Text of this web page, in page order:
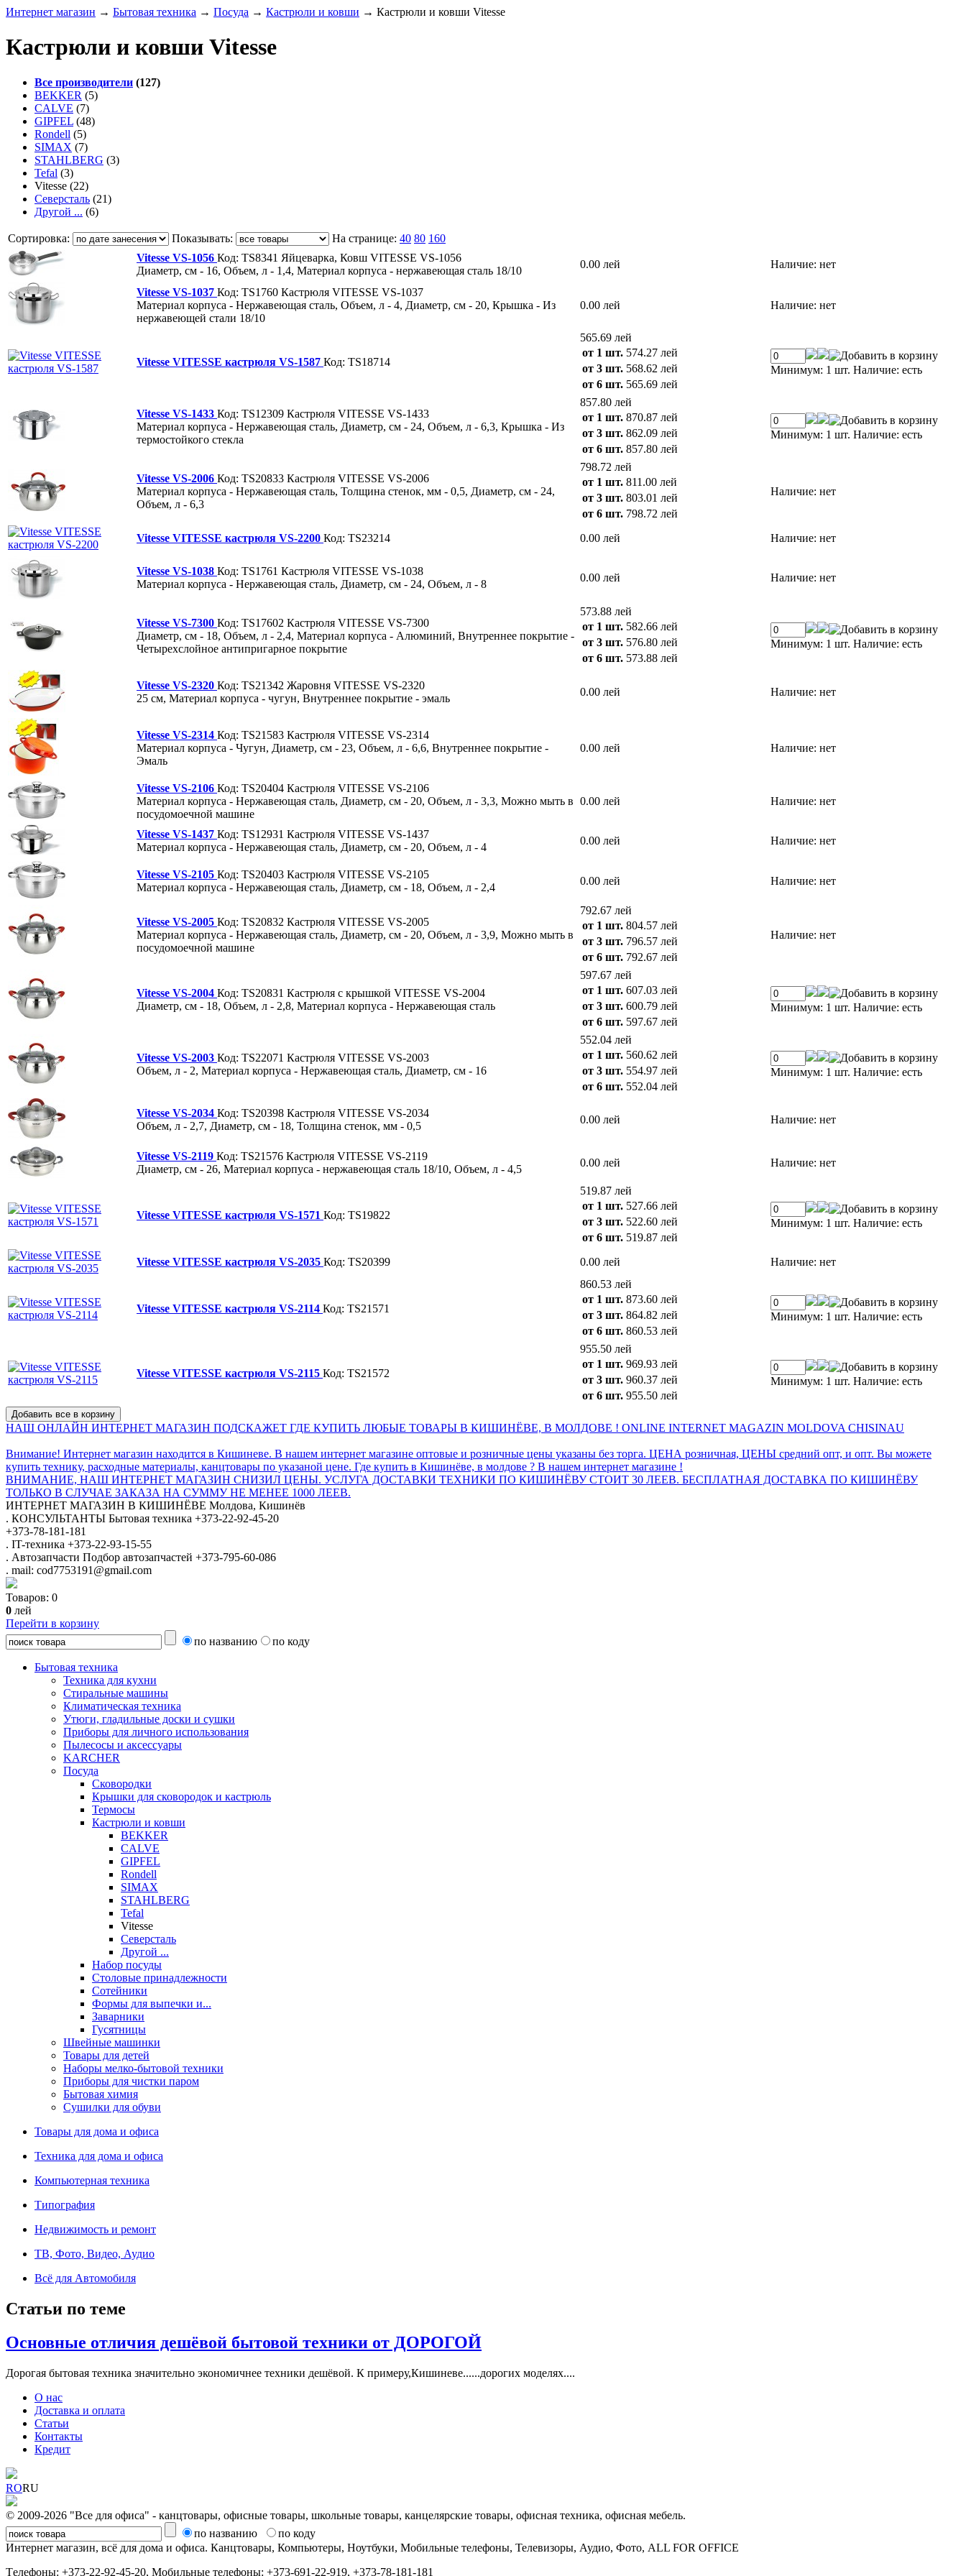
Интернет магазин → Бытовая техника → Посуда → Кастрюли и ковши → Кастрюли и ковши Vitesse
Кастрюли и ковши Vitesse
Все производители (127)
BEKKER (5)
CALVE (7)
GIPFEL (48)
Rondell (5)
SIMAX (7)
STAHLBERG (3)
Tefal (3)
Vitesse (22)
Северсталь (21)
Другой ... (6)
Сортировка: Показывать: На странице: 40 80 160
Vitesse VS-1056 Код: TS8341 Яйцеварка, Ковш VITESSE VS-1056
Диаметр, см - 16, Объем, л - 1,4, Материал корпуса - нержавеющая сталь 18/10
0.00 лей Наличие: нет
Vitesse VS-1037 Код: TS1760 Кастрюля VITESSE VS-1037
Материал корпуса - Нержавеющая сталь, Объем, л - 4, Диаметр, см - 20, Крышка - Из
нержавеющей стали 18/10
0.00 лей Наличие: нет
Vitesse VITESSE кастрюля VS-1587 Код: TS18714
565.69 лей
от 1 шт. 574.27 лей
от 3 шт. 568.62 лей
от 6 шт. 565.69 лей
Минимум: 1 шт. Наличие: есть
Vitesse VS-1433 Код: TS12309 Кастрюля VITESSE VS-1433
Материал корпуса - Нержавеющая сталь, Диаметр, см - 24, Объем, л - 6,3, Крышка - Из
термостойкого стекла
857.80 лей
от 1 шт. 870.87 лей
от 3 шт. 862.09 лей
от 6 шт. 857.80 лей
Минимум: 1 шт. Наличие: есть
Vitesse VS-2006 Код: TS20833 Кастрюля VITESSE VS-2006
Материал корпуса - Нержавеющая сталь, Толщина стенок, мм - 0,5, Диаметр, см - 24,
Объем, л - 6,3
798.72 лей
от 1 шт. 811.00 лей
от 3 шт. 803.01 лей
от 6 шт. 798.72 лей
Наличие: нет
Vitesse VITESSE кастрюля VS-2200 Код: TS23214 0.00 лей Наличие: нет
Vitesse VS-1038 Код: TS1761 Кастрюля VITESSE VS-1038
Материал корпуса - Нержавеющая сталь, Диаметр, см - 24, Объем, л - 8
0.00 лей Наличие: нет
Vitesse VS-7300 Код: TS17602 Кастрюля VITESSE VS-7300
Диаметр, см - 18, Объем, л - 2,4, Материал корпуса - Алюминий, Внутреннее покрытие -
Четырехслойное антипригарное покрытие
573.88 лей
от 1 шт. 582.66 лей
от 3 шт. 576.80 лей
от 6 шт. 573.88 лей
Минимум: 1 шт. Наличие: есть
Vitesse VS-2320 Код: TS21342 Жаровня VITESSE VS-2320
25 см, Материал корпуса - чугун, Внутреннее покрытие - эмаль
0.00 лей Наличие: нет
Vitesse VS-2314 Код: TS21583 Кастрюля VITESSE VS-2314
Материал корпуса - Чугун, Диаметр, см - 23, Объем, л - 6,6, Внутреннее покрытие -
Эмаль
0.00 лей Наличие: нет
Vitesse VS-2106 Код: TS20404 Кастрюля VITESSE VS-2106
Материал корпуса - Нержавеющая сталь, Диаметр, см - 20, Объем, л - 3,3, Можно мыть в
посудомоечной машине
0.00 лей Наличие: нет
Vitesse VS-1437 Код: TS12931 Кастрюля VITESSE VS-1437
Материал корпуса - Нержавеющая сталь, Диаметр, см - 20, Объем, л - 4
0.00 лей Наличие: нет
Vitesse VS-2105 Код: TS20403 Кастрюля VITESSE VS-2105
Материал корпуса - Нержавеющая сталь, Диаметр, см - 18, Объем, л - 2,4
0.00 лей Наличие: нет
Vitesse VS-2005 Код: TS20832 Кастрюля VITESSE VS-2005
Материал корпуса - Нержавеющая сталь, Диаметр, см - 20, Объем, л - 3,9, Можно мыть в
посудомоечной машине
792.67 лей
от 1 шт. 804.57 лей
от 3 шт. 796.57 лей
от 6 шт. 792.67 лей
Наличие: нет
Vitesse VS-2004 Код: TS20831 Кастрюля с крышкой VITESSE VS-2004
Диаметр, см - 18, Объем, л - 2,8, Материал корпуса - Нержавеющая сталь
597.67 лей
от 1 шт. 607.03 лей
от 3 шт. 600.79 лей
от 6 шт. 597.67 лей
Минимум: 1 шт. Наличие: есть
Vitesse VS-2003 Код: TS22071 Кастрюля VITESSE VS-2003
Объем, л - 2, Материал корпуса - Нержавеющая сталь, Диаметр, см - 16
552.04 лей
от 1 шт. 560.62 лей
от 3 шт. 554.97 лей
от 6 шт. 552.04 лей
Минимум: 1 шт. Наличие: есть
Vitesse VS-2034 Код: TS20398 Кастрюля VITESSE VS-2034
Объем, л - 2,7, Диаметр, см - 18, Толщина стенок, мм - 0,5
0.00 лей Наличие: нет
Vitesse VS-2119 Код: TS21576 Кастрюля VITESSE VS-2119
Диаметр, см - 26, Материал корпуса - нержавеющая сталь 18/10, Объем, л - 4,5
0.00 лей Наличие: нет
Vitesse VITESSE кастрюля VS-1571 Код: TS19822
519.87 лей
от 1 шт. 527.66 лей
от 3 шт. 522.60 лей
от 6 шт. 519.87 лей
Минимум: 1 шт. Наличие: есть
Vitesse VITESSE кастрюля VS-2035 Код: TS20399 0.00 лей Наличие: нет
Vitesse VITESSE кастрюля VS-2114 Код: TS21571
860.53 лей
от 1 шт. 873.60 лей
от 3 шт. 864.82 лей
от 6 шт. 860.53 лей
Минимум: 1 шт. Наличие: есть
Vitesse VITESSE кастрюля VS-2115 Код: TS21572
955.50 лей
от 1 шт. 969.93 лей
от 3 шт. 960.37 лей
от 6 шт. 955.50 лей
Минимум: 1 шт. Наличие: есть
НАШ ОНЛАЙН ИНТЕРНЕТ МАГАЗИН ПОДСКАЖЕТ ГДЕ КУПИТЬ ЛЮБЫЕ ТОВАРЫ В КИШИНЁВЕ, В МОЛДОВЕ ! ONLINE INTERNET MAGAZIN MOLDOVA CHISINAU
Внимание! Интернет магазин находится в Кишиневе. В нашем интернет магазине оптовые и розничные цены указаны без торга. ЦЕНА розничная, ЦЕНЫ средний опт, и опт. Вы можете
купить технику, расходные материалы, канцтовары по указаной цене. Где купить в Кишинёве, в молдове ? В нашем интернет магазине !
ВНИМАНИЕ, НАШ ИНТЕРНЕТ МАГАЗИН СНИЗИЛ ЦЕНЫ. УСЛУГА ДОСТАВКИ ТЕХНИКИ ПО КИШИНЁВУ СТОИТ 30 ЛЕЕВ. БЕСПЛАТНАЯ ДОСТАВКА ПО КИШИНЁВУ
ТОЛЬКО В СЛУЧАЕ ЗАКАЗА НА СУММУ НЕ МЕНЕЕ 1000 ЛЕЕВ.
ИНТЕРНЕТ МАГАЗИН В КИШИНЁВЕ Молдова, Кишинёв
. КОНСУЛЬТАНТЫ Бытовая техника +373-22-92-45-20
+373-78-181-181
. IT-техника +373-22-93-15-55
. Автозапчасти Подбор автозапчастей +373-795-60-086
. mail: cod7753191@gmail.com
Товаров: 0
0 лей
Перейти в корзину
по названию
по коду
Бытовая техника
Техника для кухни
Стиральные машины
Климатическая техника
Утюги, гладильные доски и сушки
Приборы для личного использования
Пылесосы и аксессуары
KARCHER
Посуда
Сковородки
Крышки для сковородок и кастрюль
Термосы
Кастрюли и ковши
BEKKER
CALVE
GIPFEL
Rondell
SIMAX
STAHLBERG
Tefal
Vitesse
Северсталь
Другой ...
Набор посуды
Столовые принадлежности
Сотейники
Формы для выпечки и...
Заварники
Гусятницы
Швейные машинки
Товары для детей
Наборы мелко-бытовой техники
Приборы для чистки паром
Бытовая химия
Сушилки для обуви
Товары для дома и офиса
Техника для дома и офиса
Компьютерная техника
Типография
Недвижимость и ремонт
ТВ, Фото, Видео, Аудио
Всё для Автомобиля
Статьи по теме
Основные отличия дешёвой бытовой техники от ДОРОГОЙ
Дорогая бытовая техника значительно экономичнее техники дешёвой. К примеру,Кишиневе......дорогих моделях....
О нас
Доставка и оплата
Статьи
Контакты
Кредит
RORU
© 2009-2026 "Все для офиса" - канцтовары, офисные товары, школьные товары, канцелярские товары, офисная техника, офисная мебель.
по названию
по коду
Интернет магазин, всё для дома и офиса. Канцтовары, Компьютеры, Ноутбуки, Мобильные телефоны, Телевизоры, Аудио, Фото, ALL FOR OFFICE
Tелефоны: +373-22-92-45-20, Мобильные телефоны: +373-691-22-919, +373-78-181-181